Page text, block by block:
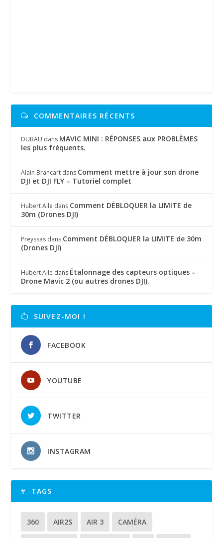
COMMENTAIRES RÉCENTS
DUBAU dans MAVIC MINI : RÉPONSES aux PROBLÈMES
les plus fréquents.
Alain Brancart dans Comment mettre à jour son drone
DJI et DJI FLY – Tutoriel complet
Hubert Aile dans Comment DÉBLOQUER la LIMITE de
30m (Drones DJI)
Preyssas dans Comment DÉBLOQUER la LIMITE de 30m
(Drones DJI)
Hubert Aile dans Étalonnage des capteurs optiques –
Drone Mavic 2 (ou autres drones DJI).
SUIVEZ-MOI !
FACEBOOK
YOUTUBE
TWITTER
INSTAGRAM
TAGS
360 AIR2S AIR 3 CAMÉRA